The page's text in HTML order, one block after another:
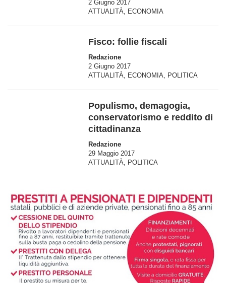
2 Giugno 2017
ATTUALITÀ
ECONOMIA
Fisco: follie fiscali
Redazione
2 Giugno 2017
ATTUALITÀ
ECONOMIA POLITICA
Populismo, demagogia,
conservatorismo e reddito di
cittadinanza
Redazione
29 Maggio 2017
ATTUALITÀ
POLITICA